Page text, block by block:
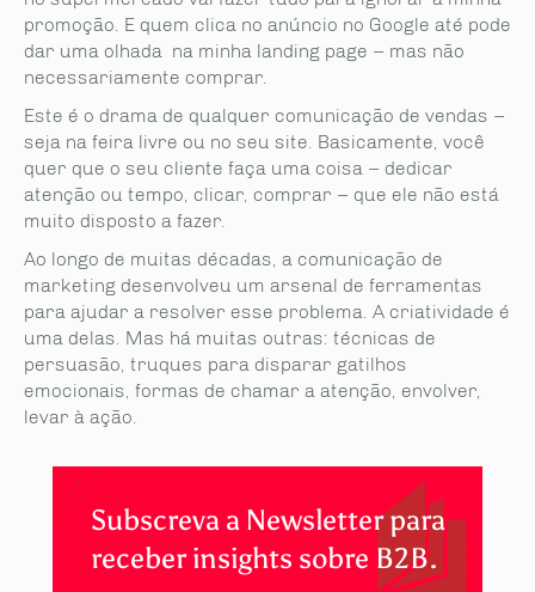
promoção. E quem clica no anúncio no Google até pode
dar uma olhada na minha landing page – mas não
necessariamente comprar.
Este é o drama de qualquer comunicação de vendas –
seja na feira livre ou no seu site. Basicamente, você
quer que o seu cliente faça uma coisa – dedicar
atenção ou tempo, clicar, comprar – que ele não está
muito disposto a fazer.
Ao longo de muitas décadas, a comunicação de
marketing desenvolveu um arsenal de ferramentas
para ajudar a resolver esse problema. A criatividade é
uma delas. Mas há muitas outras: técnicas de
persuasão, truques para disparar gatilhos
emocionais, formas de chamar a atenção, envolver,
levar à ação.
Subscreva a Newsletter para
receber insights sobre B2B.